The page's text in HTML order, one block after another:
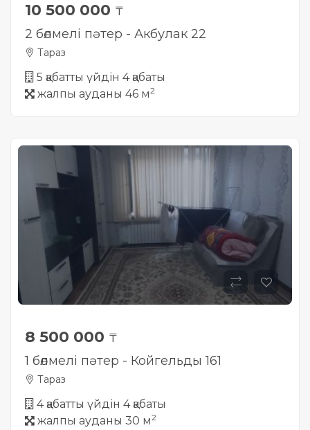
10 500 000 ₸
2 бөлмелі пәтер - Акбулак 22
Тараз
5 қабатты үйдін 4 қабаты
жалпы ауданы 46 м2
8 500 000 ₸
1 бөлмелі пәтер - Койгельды 161
Тараз
4 қабатты үйдін 4 қабаты
жалпы ауданы 30 м2